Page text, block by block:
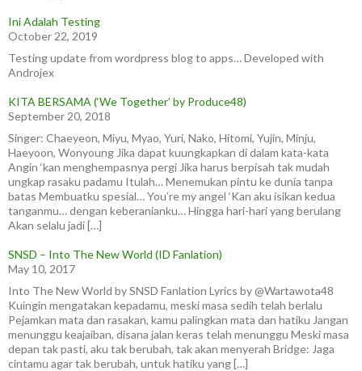
Ini Adalah Testing
October 22, 2019
Testing update from wordpress blog to apps… Developed with
Androjex
KITA BERSAMA (‘We Together’ by Produce48)
September 20, 2018
Singer: Chaeyeon, Miyu, Myao, Yuri, Nako, Hitomi, Yujin, Minju,
Haeyoon, Wonyoung Jika dapat kuungkapkan di dalam kata-kata
Angin ‘kan menghempasnya pergi Jika harus berpisah tak mudah
ungkap rasaku padamu Itulah… Menemukan pintu ke dunia tanpa
batas Membuatku spesial… You’re my angel ‘Kan aku isikan kedua
tanganmu… dengan keberanianku… Hingga hari-hari yang berulang
Akan selalu jadi […]
SNSD – Into The New World (ID Fanlation)
May 10, 2017
Into The New World by SNSD Fanlation Lyrics by @Wartawota48
Kuingin mengatakan kepadamu, meski masa sedih telah berlalu
Pejamkan mata dan rasakan, kamu palingkan mata dan hatiku Jangan
menunggu keajaiban, disana jalan keras telah menunggu Meski masa
depan tak pasti, aku tak berubah, tak akan menyerah Bridge: Jaga
cintamu agar tak berubah, untuk hatiku yang […]